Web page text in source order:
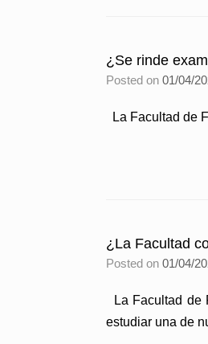
¿Se rinde
Posted on 01/04/
La Facultad de
¿La Facultad
Posted on 01/04/
La Facultad de
estudiar una de